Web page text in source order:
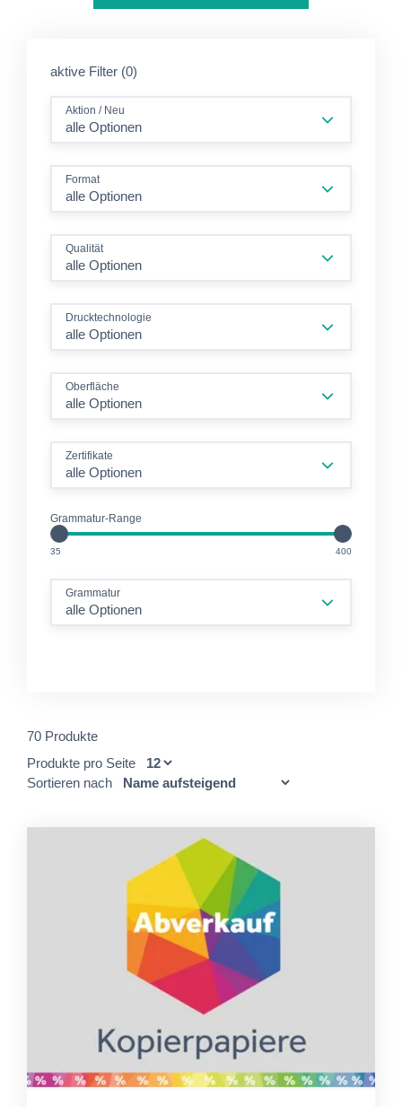
aktive Filter (0)
Aktion / Neu
alle Optionen
Format
alle Optionen
Qualität
alle Optionen
Drucktechnologie
alle Optionen
Oberfläche
alle Optionen
Zertifikate
alle Optionen
Grammatur-Range
35 400unit
Grammatur
alle Optionen
70 Produkte
Produkte pro Seite
Sortieren nach